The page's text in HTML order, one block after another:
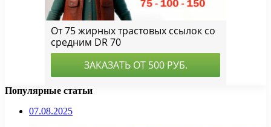
Популярные статьи
07.08.2025